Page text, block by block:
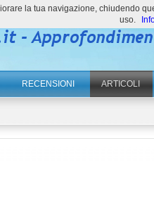
RECENSIONI ARTICOLI
la tua navigazione, chiudendo
uso.